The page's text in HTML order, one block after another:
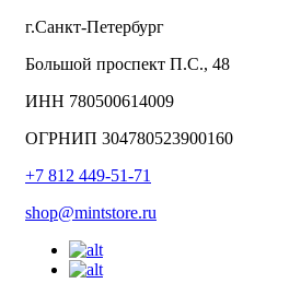
г.Санкт-Петербург
Большой проспект П.С., 48
ИНН 780500614009
ОГРНИП 304780523900160
+7 812 449-51-71
shop@mintstore.ru